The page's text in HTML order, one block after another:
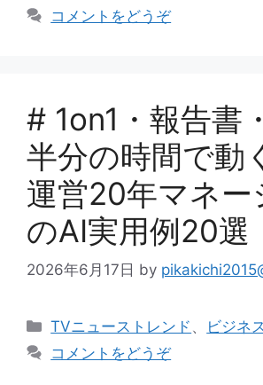
コメントをどうぞ
# 1on1・報告書
半分の時間で動
運営20年マネー
のAI実用例20選
2026年6月17日 by
カ
テ
TVニューストレンド 、
ビジネ
コメントをどうぞ